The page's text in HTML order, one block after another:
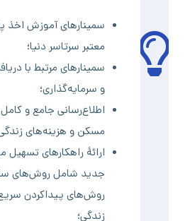
سمینارهای آموزش اخذ
معتبر سرتاسر دنیا؛
سمینارهای مرتبط با
و سرمایه‌گذاری؛
اطلاع‌رسانی جامع و کامل
مسکن و هزینه‌های
ارائۀ راهکارهای
جدید شامل روش‌های
روش‌های پیداکردن
زندگی؛